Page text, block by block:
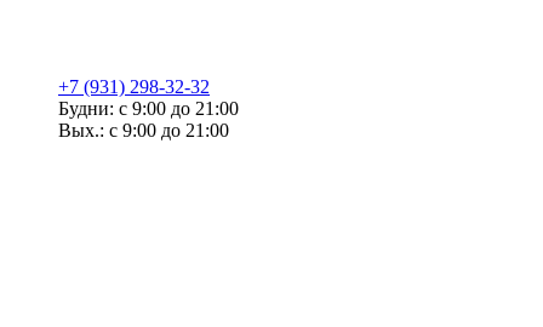
+7 (931) 298-32-32
Будни: с 9:00 до 21:00
Вых.: с 9:00 до 21:00